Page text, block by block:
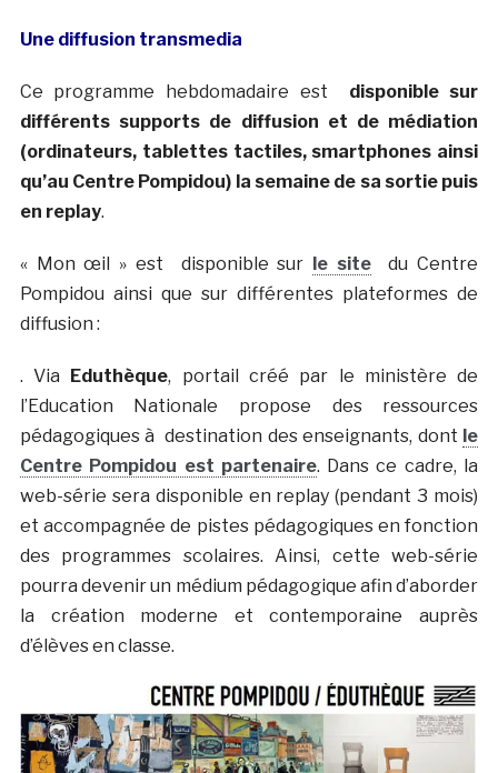
Une diffusion transmedia
Ce programme hebdomadaire est disponible sur
différents supports de diffusion et de médiation
(ordinateurs, tablettes tactiles, smartphones ainsi
qu’au Centre Pompidou) la semaine de sa sortie puis
en replay.
« Mon œil » est disponible sur le sitedu Centre
Pompidou ainsi que sur différentes plateformes de
diffusion :
. Via Eduthèque, portail créé par le ministère de
l’Education Nationale propose des ressources
pédagogiques à destination des enseignants, dont le
Centre Pompidou est partenaire. Dans ce cadre, la
web-série sera disponible en replay (pendant 3 mois)
et accompagnée de pistes pédagogiques en fonction
des programmes scolaires. Ainsi, cette web-série
pourra devenir un médium pédagogique afin d’aborder
la création moderne et contemporaine auprès
d’élèves en classe.